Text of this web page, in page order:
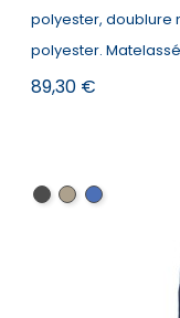
polyester, doublure
polyester.
Prix
89,30 €
BlackShadow
Dark